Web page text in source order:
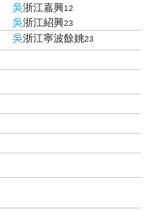
吳浙江嘉興12
吳浙江紹興23
吳浙江寧波餘姚23